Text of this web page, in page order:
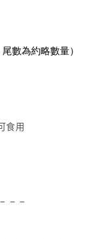
數為約略數量）
食用
－－